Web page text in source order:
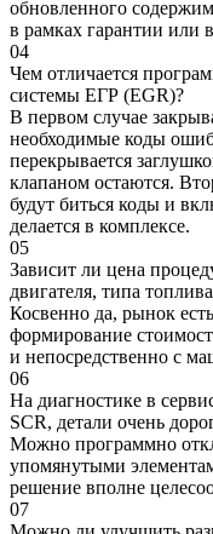
обновленного
в рамках гарантии или
04
Чем отличается
системы ЕГР (EGR)?
В первом случае
необходимые коды
перекрывается
клапаном остаются.
будут биться коды и
делается в комплексе.
05
Зависит ли цена
двигателя, типа
Косвенно да, рынок
формирование
и непосредственно с
06
На диагностике в
SCR, детали очень
Можно программно
упомянутыми
решение вполне
07